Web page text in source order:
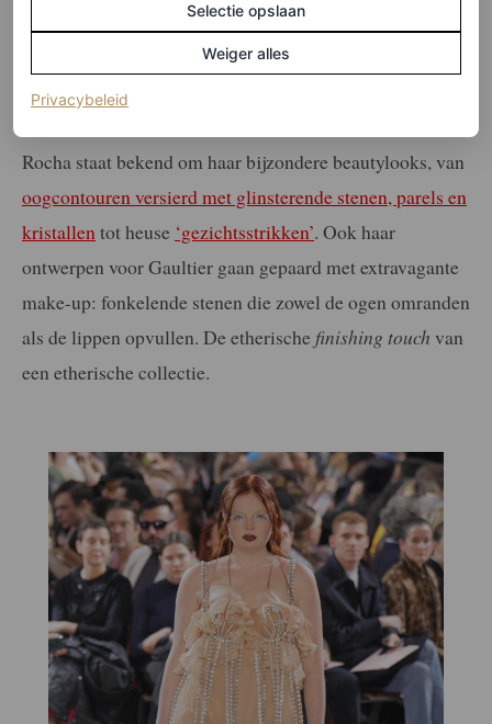
Glinsterende make-up
Rocha staat bekend om haar bijzondere beautylooks, van
oogcontouren versierd met glinsterende stenen, parels en
kristallen tot heuse ‘gezichtsstrikken’. Ook haar
ontwerpen voor Gaultier gaan gepaard met extravagante
make-up: fonkelende stenen die zowel de ogen omranden
als de lippen opvullen. De etherische finishing touch van
een etherische collectie.
Selectie opslaan
Weiger alles
Privacybeleid